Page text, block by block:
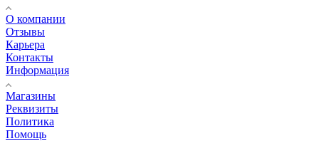
О компании
Отзывы
Карьера
Контакты
Информация
Магазины
Реквизиты
Политика
Помощь